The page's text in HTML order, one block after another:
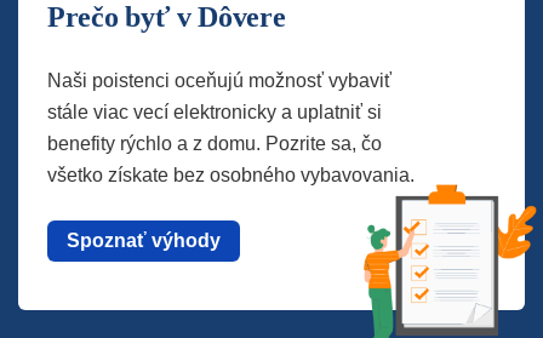
Prečo byť v Dôvere
Naši poistenci oceňujú možnosť vybaviť
stále viac vecí elektronicky a uplatniť si
benefity rýchlo a z domu. Pozrite sa, čo
všetko získate bez osobného vybavovania.
Spoznať výhody